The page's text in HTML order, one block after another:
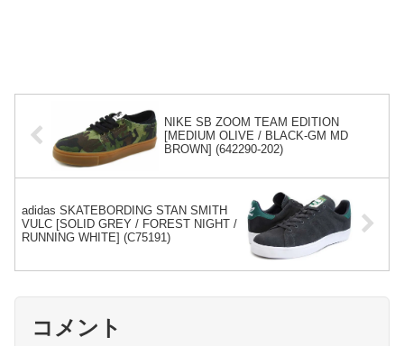
NIKE SB ZOOM TEAM EDITION
[MEDIUM OLIVE / BLACK-GM MD
BROWN] (642290-202)
adidas SKATEBORDING STAN SMITH
VULC [SOLID GREY / FOREST NIGHT /
RUNNING WHITE] (C75191)
コメント